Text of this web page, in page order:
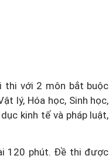
thi với 2 môn bắt buộc
lý, Hóa học, Sinh học,
kinh tế và pháp luật,
120 phút. Đề thi được